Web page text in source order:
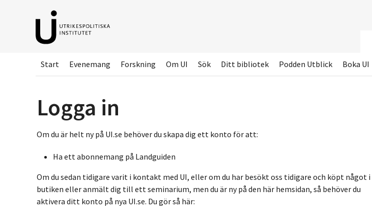
Start Evenemang Forskning Om UI Sök Ditt bibliotek Podden Utblick Boka UI
Logga in
Om du är helt ny på UI.se behöver du skapa dig ett konto för att:
Ha ett abonnemang på Landguiden
Om du sedan tidigare varit i kontakt med UI, eller om du har besökt oss tidigare och köpt något i
butiken eller anmält dig till ett seminarium, men du är ny på den här hemsidan, så behöver du
aktivera ditt konto på nya UI.se. Du gör så här: